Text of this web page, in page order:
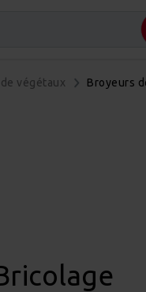
végétaux Broyeurs